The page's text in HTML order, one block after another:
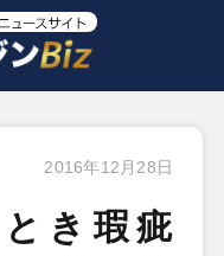
2016年12月28日
き瑕疵